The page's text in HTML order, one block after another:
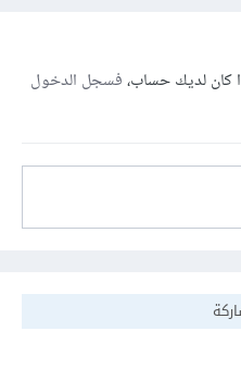
كان لديك حساب،فسجل الدخول